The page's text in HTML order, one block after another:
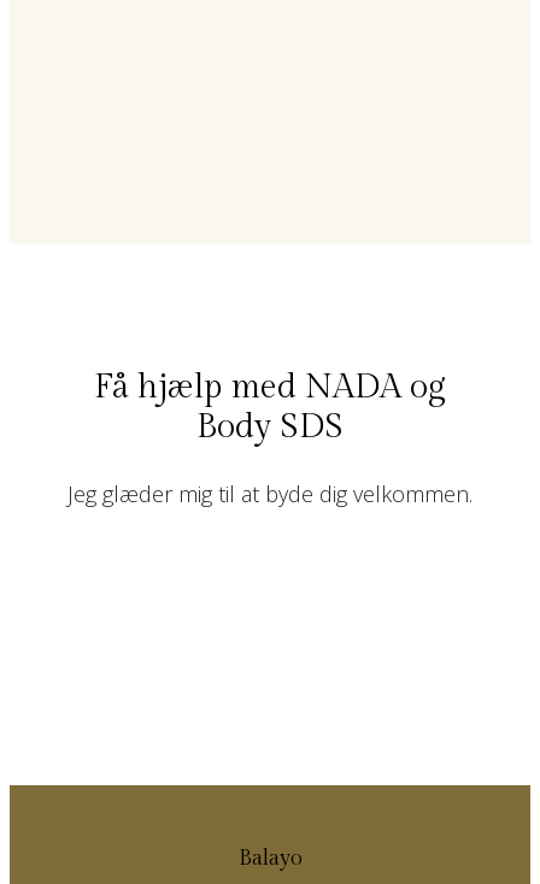
Få hjælp med NADA og
Body SDS
Jeg glæder mig til at byde dig velkommen.
Balayo